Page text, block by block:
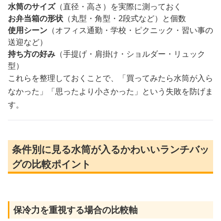
水筒のサイズ（直径・高さ）を実際に測っておく
お弁当箱の形状 （丸型・角型・2段式など）と個数
使用シーン （オフィス通勤・学校・ピクニック・習い事の
送迎など）
持ち方の好み （手提げ・肩掛け・ショルダー・リュック
型）
これらを整理しておくことで、「買ってみたら水筒が入ら
なかった」「思ったより小さかった」という失敗を防げま
す。
条件別に見る水筒が入るかわいいランチバッ
グの比較ポイント
保冷力を重視する場合の比較軸